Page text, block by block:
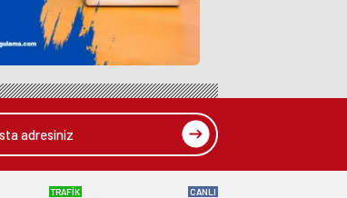
TRAFİK CANLI